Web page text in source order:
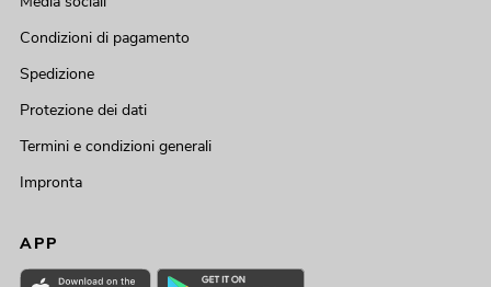
Condizioni di pagamento
Spedizione
Protezione dei dati
Termini e condizioni generali
Impronta
APP